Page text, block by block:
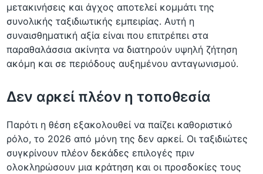
μετακινήσεις και άγχος αποτελεί κομμάτι της
συνολικής ταξιδιωτικής εμπειρίας. Αυτή η
συναισθηματική αξία είναι που επιτρέπει στα
παραθαλάσσια ακίνητα να διατηρούν υψηλή ζήτηση
ακόμη και σε περιόδους αυξημένου ανταγωνισμού.
Δεν αρκεί πλέον η τοποθεσία
Παρότι η θέση εξακολουθεί να παίζει καθοριστικό
ρόλο, το 2026 από μόνη της δεν αρκεί. Οι ταξιδιώτες
συγκρίνουν πλέον δεκάδες επιλογές πριν
ολοκληρώσουν μια κράτηση και οι προσδοκίες τους